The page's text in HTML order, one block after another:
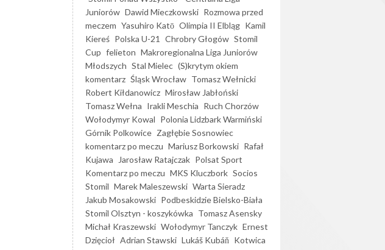
Juniorów Dawid Mieczkowski Rozmowa przed
meczem Yasuhiro Katō Olimpia II Elbląg Kamil
Kiereś Polska U-21 Chrobry Głogów Stomil
Cup felieton Makroregionalna Liga Juniorów
Młodszych Stal Mielec (S)krytym okiem
komentarz Śląsk Wrocław Tomasz Wełnicki
Robert Kiłdanowicz Mirosław Jabłoński
Tomasz Wełna Irakli Meschia Ruch Chorzów
Wołodymyr Kowal Polonia Lidzbark Warmiński
Górnik Polkowice Zagłębie Sosnowiec
komentarz po meczu Mariusz Borkowski Rafał
Kujawa
Jarosław Ratajczak Polsat Sport
Komentarz po meczu MKS Kluczbork Socios
Stomil Marek Maleszewski Warta Sieradz
Jakub Mosakowski Podbeskidzie Bielsko-Biała
Stomil Olsztyn - koszykówka Tomasz Asensky
Michał Kraszewski Wołodymyr Tanczyk Ernest
Dzięcioł Adrian Stawski Lukáš Kubáň Kotwica